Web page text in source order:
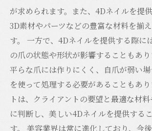
が求められます。また、4Dネイルを提供
3D素材やパーツなどの豊富な材料を揃
す。 一方で、4Dネイルを提供する際に
の爪の状態や形状が影響することもあり
平らな爪には作りにくく、自爪が弱い
を使って処理する必要があることもあ
トは、クライアントの要望と最適な材
に判断し、美しい4Dネイルを提供する
す。 美容業界は常に進化しており、今